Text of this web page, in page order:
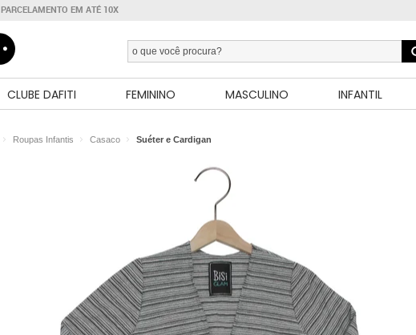
PARCELAMENTO EM ATÉ 10X
CLUBE DAFITI FEMININO MASCULINO INFANTIL
Roupas Infantis Casaco Suéter e Cardigan